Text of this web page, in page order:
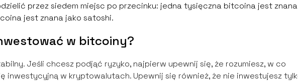
przez siedem miejsc po przecinku: jedna tysięczna bitcoina jest znana
jest znana jako satoshi.
w bitcoiny?
Jeśli chcesz podjąć ryzyko, najpierw upewnij się, że rozumiesz, w co
inwestycyjną w kryptowalutach. Upewnij się również, że nie inwestujesz